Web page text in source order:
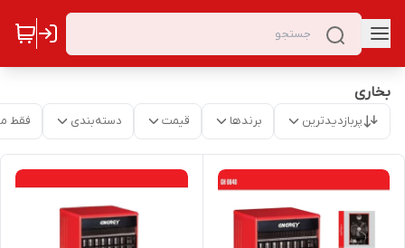
بخاری
پربازدیدترین برندها قیمت دسته‌بندی فقط